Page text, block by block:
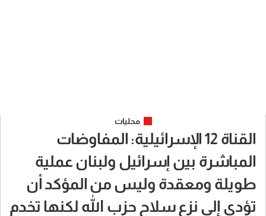
محليات
القناة 12 الإسرائيلية: المفاوضات
المباشرة بين إسرائيل ولبنان عملية
طويلة ومعقدة وليس من المؤكد أن
تؤدي إلى نزع سلاح حزب الله لكنها تخدم